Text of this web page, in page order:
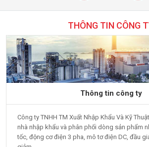
THÔNG TIN CÔNG
Thông tin công ty
Công ty TNHH TM Xuất Nhập Khẩu Và Kỹ
nhà nhập khẩu và phân phối dòng sản phẩm
tốc, động cơ điện 3 pha, mô tơ điện DC, đầu
giảm...